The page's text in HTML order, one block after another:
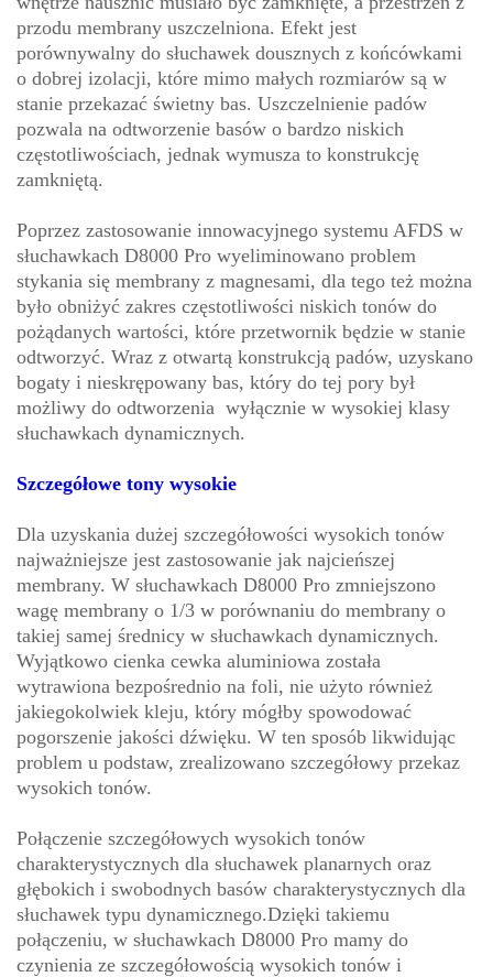
przodu membrany uszczelniona. Efekt jest
porównywalny do słuchawek dousznych z końcówkami
o dobrej izolacji, które mimo małych rozmiarów są w
stanie przekazać świetny bas. Uszczelnienie padów
pozwala na odtworzenie basów o bardzo niskich
częstotliwościach, jednak wymusza to konstrukcję
zamkniętą.
Poprzez zastosowanie innowacyjnego systemu AFDS w
słuchawkach D8000 Pro wyeliminowano problem
stykania się membrany z magnesami, dla tego też można
było obniżyć zakres częstotliwości niskich tonów do
pożądanych wartości, które przetwornik będzie w stanie
odtworzyć. Wraz z otwartą konstrukcją padów, uzyskano
bogaty i nieskrępowany bas, który do tej pory był
możliwy do odtworzenia wyłącznie w wysokiej klasy
słuchawkach dynamicznych.
Szczegółowe tony wysokie
Dla uzyskania dużej szczegółowości wysokich tonów
najważniejsze jest zastosowanie jak najcieńszej
membrany. W słuchawkach D8000 Pro zmniejszono
wagę membrany o 1/3 w porównaniu do membrany o
takiej samej średnicy w słuchawkach dynamicznych.
Wyjątkowo cienka cewka aluminiowa została
wytrawiona bezpośrednio na foli, nie użyto również
jakiegokolwiek kleju, który mógłby spowodować
pogorszenie jakości dźwięku. W ten sposób likwidując
problem u podstaw, zrealizowano szczegółowy przekaz
wysokich tonów.
Połączenie szczegółowych wysokich tonów
charakterystycznych dla słuchawek planarnych oraz
głębokich i swobodnych basów charakterystycznych dla
słuchawek typu dynamicznego.Dzięki takiemu
połączeniu, w słuchawkach D8000 Pro mamy do
czynienia ze szczegółowością wysokich tonów i